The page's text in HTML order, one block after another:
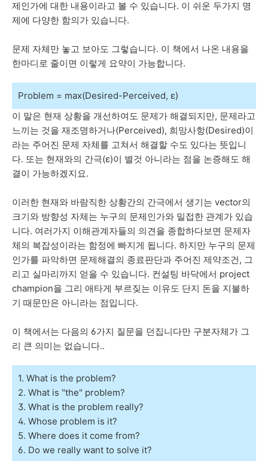
제인가에 대한 내용이라고 볼 수 있습니다. 이 쉬운 두가지 명
제에 다양한 함의가 있습니다.
문제 자체만 놓고 보아도 그렇습니다. 이 책에서 나온 내용을
한마디로 줄이면 이렇게 요약이 가능합니다.
Problem = max(Desired-Perceived, ε)
이 말은 현재 상황을 개선하여도 문제가 해결되지만, 문제라고
느끼는 것을 재조명하거나(Perceived), 희망사항(Desired)이
라는 주어진 문제 자체를 고쳐서 해결할 수도 있다는 뜻입니
다. 또는 현재와의 간극(ε)이 별것 아니라는 점을 논증해도 해
결이 가능하겠지요.
이러한 현재와 바람직한 상황간의 간극에서 생기는 vector의
크기와 방향성 자체는 누구의 문제인가와 밀접한 관계가 있습
니다. 여러가지 이해관계자들의 의견을 종합하다보면 문제자
체의 복잡성이라는 함정에 빠지게 됩니다. 하지만 누구의 문제
인가를 파악하면 문제해결의 종료판단과 주어진 제약조건, 그
리고 실마리까지 얻을 수 있습니다. 컨설팅 바닥에서 project
champion을 그리 애타게 부르짖는 이유도 단지 돈을 지불하
기 때문만은 아니라는 점입니다.
이 책에서는 다음의 6가지 질문을 던집니다만 구분자체가 그
리 큰 의미는 없습니다..
1. What is the problem?
2. What is "the" problem?
3. What is the problem really?
4. Whose problem is it?
5. Where does it come from?
6. Do we really want to solve it?